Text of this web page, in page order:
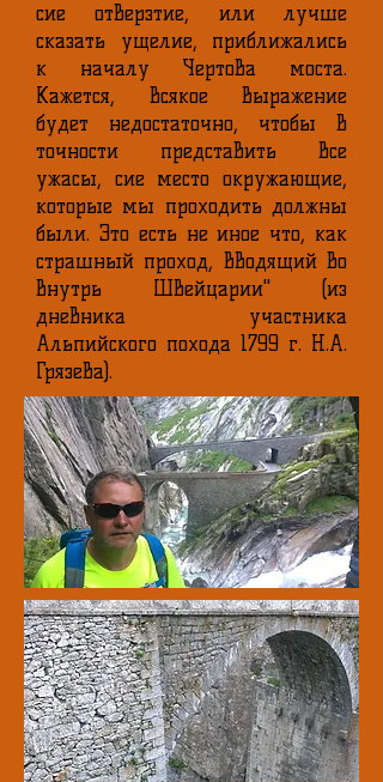
сие отверзтие, или лучше
сказать ущелие, приближались
к началу Чертова моста.
Кажется, всякое выражение
будет недостаточно, чтобы в
точности представить все
ужасы, сие место окружающие,
которые мы проходить должны
были. Это есть не иное что, как
страшный проход, вводящий во
внутрь Швейцарии" (из
дневника участника
Альпийского похода 1799 г. Н.А.
Грязева).